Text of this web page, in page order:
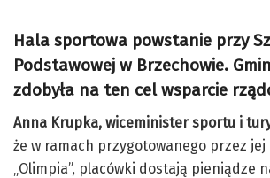
Hala sportowa powstanie przy
Podstawowej w Brzechowie.
zdobyła na ten cel wsparcie
Anna Krupka, wiceminister sportu i
że w ramach przygotowanego przez
„Olimpia”, placówki dostają pieniądze